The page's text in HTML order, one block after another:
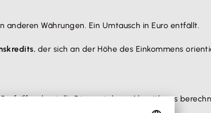
anderen Währungen. Ein Umtausch in Euro entfällt.
, der sich an der Höhe des Einkommens
darstellt. Diese wird per Algorithmus